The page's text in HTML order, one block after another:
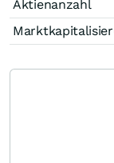
Aktienanzahl